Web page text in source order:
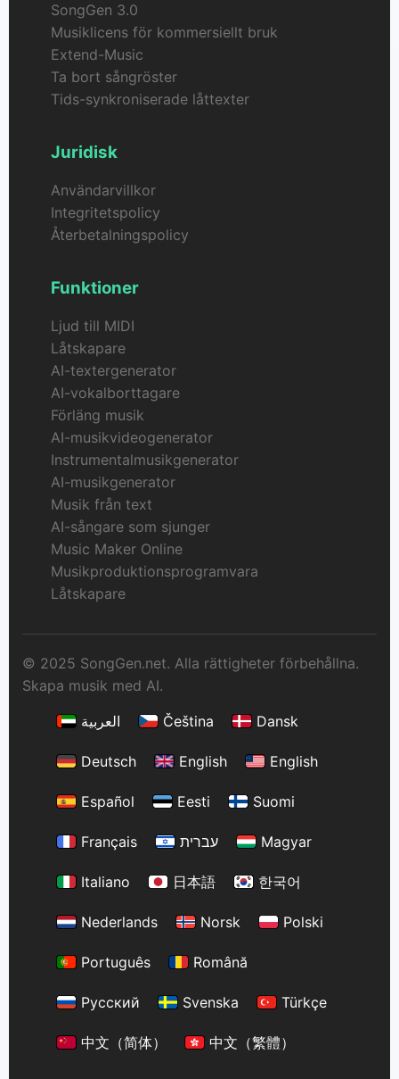
SongGen 3.0
Musiklicens för kommersiellt bruk
Extend-Music
Ta bort sångröster
Tids-synkroniserade låttexter
Juridisk
Användarvillkor
Integritetspolicy
Återbetalningspolicy
Funktioner
Ljud till MIDI
Låtskapare
AI-textergenerator
AI-vokalborttagare
Förläng musik
AI-musikvideogenerator
Instrumentalmusikgenerator
AI-musikgenerator
Musik från text
AI-sångare som sjunger
Music Maker Online
Musikproduktionsprogramvara
Låtskapare
© 2025 SongGen.net. Alla rättigheter förbehållna.
Skapa musik med AI.
العربية
Čeština Dansk
Deutsch English English
Español Eesti Suomi
Français עברית Magyar
Italiano 日本語 한국어
Nederlands Norsk Polski
Português Română
Русский Svenska Türkçe
中文（简体） 中文（繁體）